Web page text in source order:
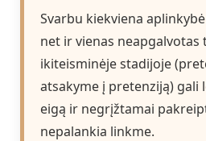
Svarbu kiekviena
net ir vienas neapgalvotas
ikiteisminėje stadijoje
atsakyme į pretenziją) gali
eigą ir negrįžtamai
nepalankia linkme.